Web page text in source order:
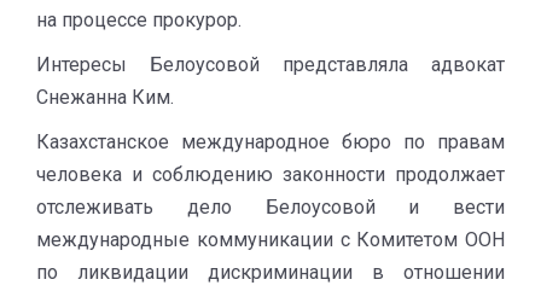
на процессе прокурор.
Интересы Белоусовой представляла адвокат
Снежанна Ким.
Казахстанское международное бюро по правам
человека и соблюдению законности продолжает
отслеживать дело Белоусовой и вести
международные коммуникации с Комитетом ООН
по ликвидации дискриминации в отношении